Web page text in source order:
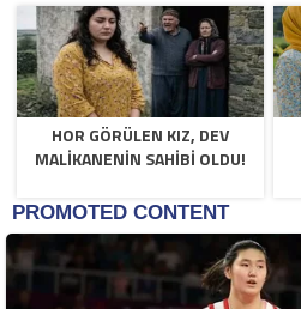
HOR GÖRÜLEN KIZ, DEV
MALIKANENIN SAHIBI OLDU!